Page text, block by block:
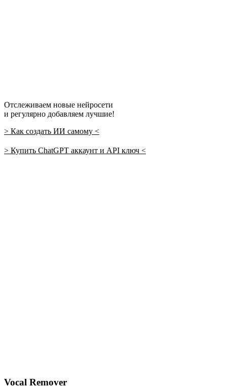
Отслеживаем новые нейросети
и регулярно добавляем лучшие!
> Как создать ИИ самому <
> Купить ChatGPT аккаунт и API ключ <
Vocal Remover